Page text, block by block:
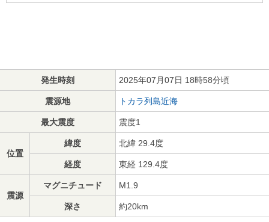
発生時刻 2025年07月07日 18時58分頃
震源地 トカラ列島近海
最大震度 震度1
位置
緯度 北緯 29.4度
経度 東経 129.4度
震源
マグニチュード M1.9
深さ 約20km